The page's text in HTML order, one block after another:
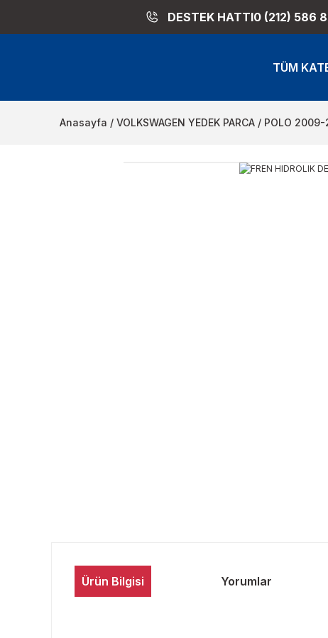
DESTEK HATTI0 (212) 586
TÜM
Anasayfa VOLKSWAGEN YEDEK PARCA POLO 2009-
Ürün Bilgisi Yorumlar